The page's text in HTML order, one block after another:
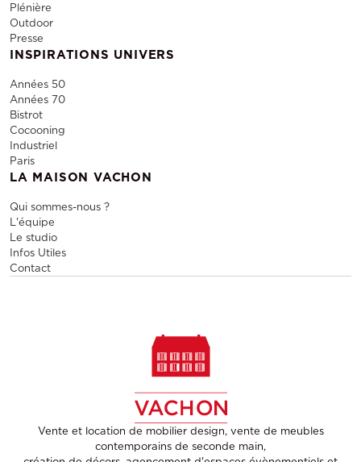
Plénière
Outdoor
Presse
INSPIRATIONS UNIVERS
Années 50
Années 70
Bistrot
Cocooning
Industriel
Paris
LA MAISON VACHON
Qui sommes-nous ?
L'équipe
Le studio
Infos Utiles
Contact
Vente et location de mobilier design, vente de meubles
contemporains de seconde main,